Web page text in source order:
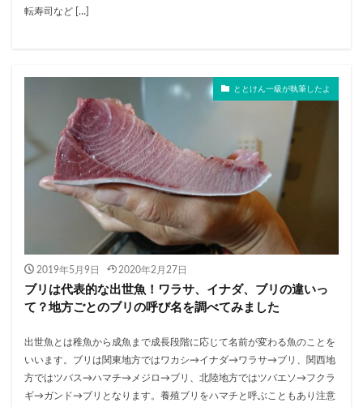
転寿司など […]
ととけん一級が執筆したよ
2019年5月9日 2020年2月27日
ブリは代表的な出世魚！ワラサ、イナダ、ブリの違いっ
て？地方ごとのブリの呼び名を調べてみました
出世魚とは稚魚から成魚まで成長段階に応じて名前が変わる魚のことを
いいます。ブリは関東地方ではワカシ→イナダ→ワラサ→ブリ、関西地
方ではツバス→ハマチ→メジロ→ブリ、北陸地方ではツバエソ→フクラ
ギ→ガンド→ブリとなります。養殖ブリをハマチと呼ぶこともあり注意